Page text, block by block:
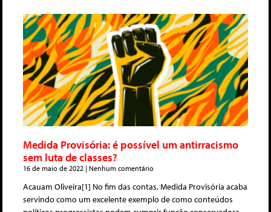
Medida Provisória: é possível um antirracismo
sem luta de classes?
16 de maio de 2022 Nenhum comentário
Acauam Oliveira[1] No fim das contas, Medida Provisória acaba
servindo como um excelente exemplo de como conteúdos